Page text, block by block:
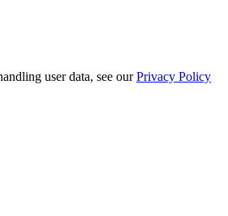
user data, see ourPrivacy Policy